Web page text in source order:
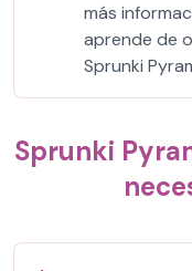
más
aprende de
Sprunki
Sprunki